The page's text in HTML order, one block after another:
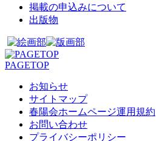
掲載の申込みについて
出版物
PAGETOP
お知らせ
サイトマップ
春陽会ホームページ運用規約
お問い合わせ
プライバシーポリシー